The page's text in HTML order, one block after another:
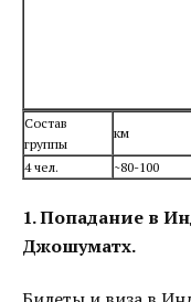
Состав
группы
км
4 чел. ~80-100
1. Попадание в
Джошуматх.